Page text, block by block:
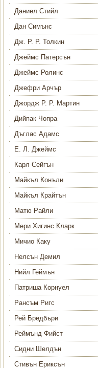
Даниел Стийл
Дан Симънс
Дж. Р. Р. Толкин
Джеймс Патерсън
Джеймс Ролинс
Джефри Арчър
Джордж Р. Р. Мартин
Дийпак Чопра
Дъглас Адамс
Е. Л. Джеймс
Карл Сейгън
Майкъл Конъли
Майкъл Крайтън
Матю Райли
Мери Хигинс Кларк
Мичио Каку
Нелсън Демил
Нийл Геймън
Патриша Корнуел
Рансъм Ригс
Рей Бредбъри
Реймънд Фийст
Сидни Шелдън
Стивън Ериксън